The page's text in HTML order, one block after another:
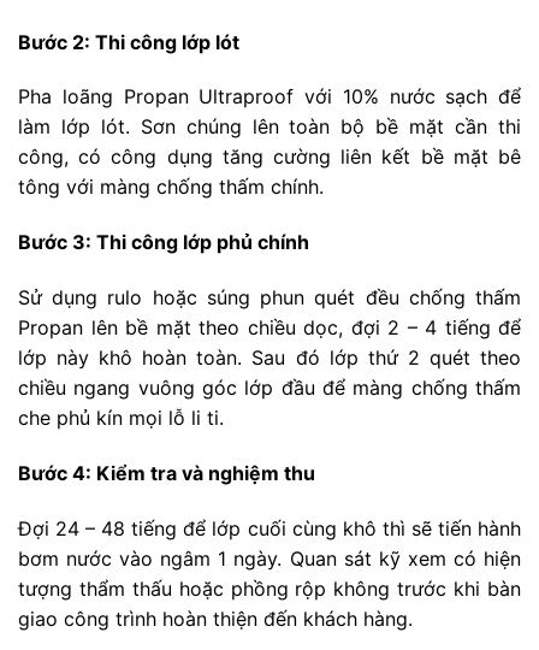
Bước 2: Thi công lớp lót
Pha loãng Propan Ultraproof với 10% nước sạch để
làm lớp lót. Sơn chúng lên toàn bộ bề mặt cần thi
công, có công dụng tăng cường liên kết bề mặt bê
tông với màng chống thấm chính.
Bước 3: Thi công lớp phủ chính
Sử dụng rulo hoặc súng phun quét đều chống thấm
Propan lên bề mặt theo chiều dọc, đợi 2 – 4 tiếng để
lớp này khô hoàn toàn. Sau đó lớp thứ 2 quét theo
chiều ngang vuông góc lớp đầu để màng chống thấm
che phủ kín mọi lỗ li ti.
Bước 4: Kiểm tra và nghiệm thu
Đợi 24 – 48 tiếng để lớp cuối cùng khô thì sẽ tiến hành
bơm nước vào ngâm 1 ngày. Quan sát kỹ xem có hiện
tượng thẩm thấu hoặc phồng rộp không trước khi bàn
giao công trình hoàn thiện đến khách hàng.